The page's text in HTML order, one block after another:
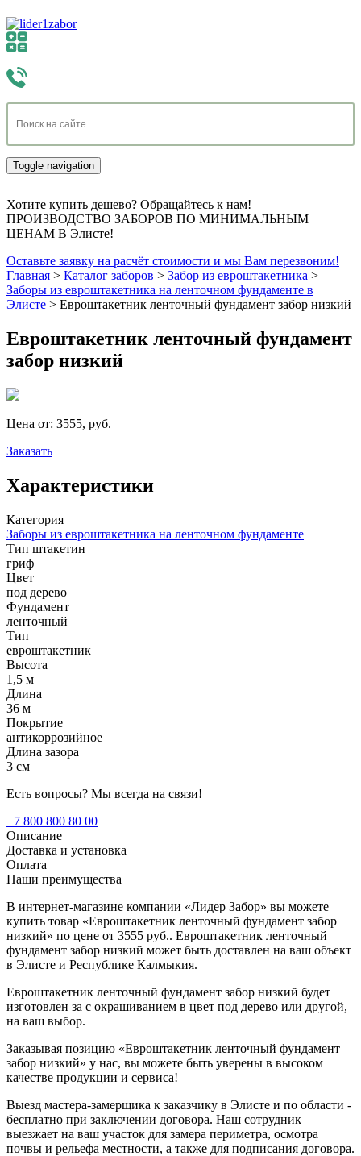
Toggle navigation
Хотите купить дешево? Обращайтесь к нам!
ПРОИЗВОДСТВО ЗАБОРОВ ПО МИНИМАЛЬНЫМ
ЦЕНАМ В Элисте!
Оставьте заявку на расчёт стоимости и мы Вам перезвоним!
Главная > Каталог заборов > Забор из евроштакетника >
Заборы из евроштакетника на ленточном фундаменте в
Элисте > Евроштакетник ленточный фундамент забор низкий
Евроштакетник ленточный фундамент
забор низкий
Цена от: 3555, руб.
Заказать
Характеристики
Категория
Заборы из евроштакетника на ленточном фундаменте
Тип штакетин
гриф
Цвет
под дерево
Фундамент
ленточный
Тип
евроштакетник
Высота
1,5 м
Длина
36 м
Покрытие
антикоррозийное
Длина зазора
3 см
Есть вопросы? Мы всегда на связи!
+7 800 800 80 00
Описание
Доставка и установка
Оплата
Наши преимущества
В интернет-магазине компании «Лидер Забор» вы можете
купить товар «Евроштакетник ленточный фундамент забор
низкий» по цене от 3555 руб.. Евроштакетник ленточный
фундамент забор низкий может быть доставлен на ваш объект
в Элисте и Республике Калмыкия.
Евроштакетник ленточный фундамент забор низкий будет
изготовлен за с окрашиванием в цвет под дерево или другой,
на ваш выбор.
Заказывая позицию «Евроштакетник ленточный фундамент
забор низкий» у нас, вы можете быть уверены в высоком
качестве продукции и сервиса!
Выезд мастера-замерщика к заказчику в Элисте и по области -
бесплатно при заключении договора. Наш сотрудник
выезжает на ваш участок для замера периметра, осмотра
почвы и рельефа местности, а также для подписания договора.